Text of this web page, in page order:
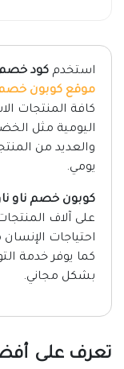
استخدم كود خصم
موقع كوبون
كافة المنتجات
اليومية مثل
والعديد من
يومي.
كوبون خصم ناو
على آلاف
احتياجات
كما يوفر خدمة
بشكل مجاني.
تعرف على أفضل